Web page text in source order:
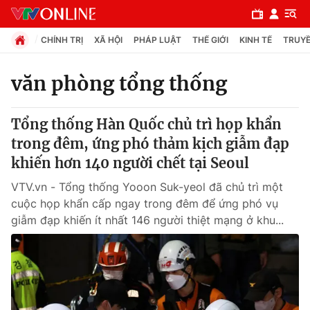
Chuyên mục
Chính trị
Pháp luật
Y tế
Thế giới
CHÍNH TRỊ XÃ HỘI PHÁP LUẬT THẾ GIỚI KINH TẾ
văn phòng tổng thống
Tổng thống Hàn Quốc chủ trì họp khẩn
trong đêm, ứng phó thảm kịch giẫm đạp
khiến hơn 140 người chết tại Seoul
VTV.vn - Tổng thống Yooon Suk-yeol đã chủ trì một
cuộc họp khẩn cấp ngay trong đêm để ứng phó vụ
giẫm đạp khiến ít nhất 146 người thiệt mạng ở khu...